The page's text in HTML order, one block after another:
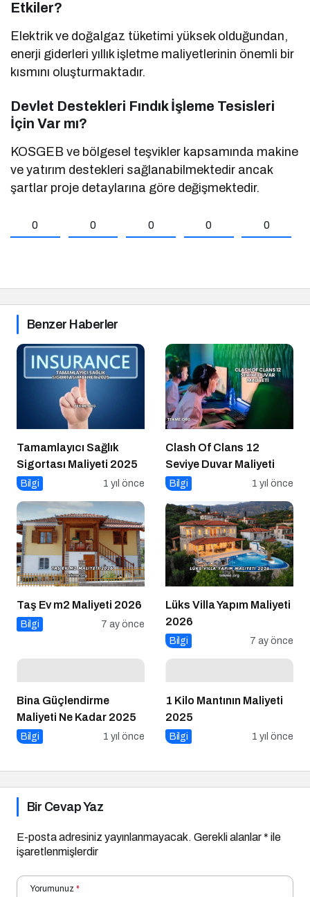
Etkiler?
Elektrik ve doğalgaz tüketimi yüksek olduğundan,
enerji giderleri yıllık işletme maliyetlerinin önemli bir
kısmını oluşturmaktadır.
Devlet Destekleri Fındık İşleme Tesisleri
İçin Var mı?
KOSGEB ve bölgesel teşvikler kapsamında makine
ve yatırım destekleri sağlanabilmektedir ancak
şartlar proje detaylarına göre değişmektedir.
0 0 0 0 0
Benzer Haberler
Tamamlayıcı Sağlık
Sigortası Maliyeti 2025
Bilgi 1 yıl önce
Clash Of Clans 12
Seviye Duvar Maliyeti
Bilgi 1 yıl önce
Taş Ev m2 Maliyeti 2026
Bilgi 7 ay önce
Lüks Villa Yapım Maliyeti
2026
Bilgi 7 ay önce
Bina Güçlendirme
Maliyeti Ne Kadar 2025
Bilgi 1 yıl önce
1 Kilo Mantının Maliyeti
2025
Bilgi 1 yıl önce
Bir Cevap Yaz
E-posta adresiniz yayınlanmayacak. Gerekli alanlar* ile
işaretlenmişlerdir
Yorumunuz *